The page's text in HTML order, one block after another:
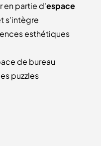
en partie d'espace
s'intègre
esthétiques
de bureau
puzzles